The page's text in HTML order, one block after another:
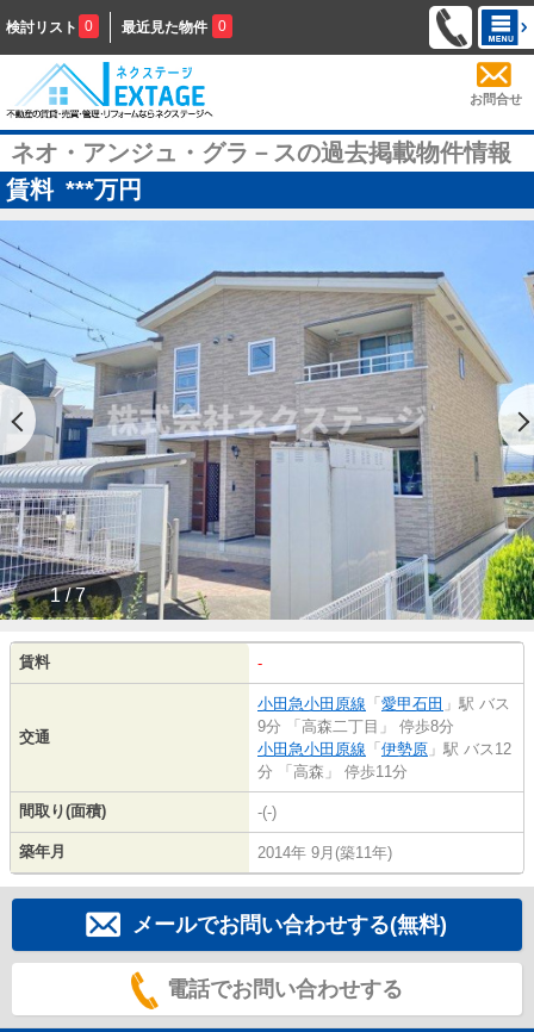
検討リスト 0 最近見た物件 0
お問合せ
ネオ・アンジュ・グラ－スの過去掲載物件情報
賃料 ***万円
1 / 7
賃料 -
交通
小田急小田原線 「 愛甲石田 」駅 バス
9分 「高森二丁目」 停歩8分
小田急小田原線 「 伊勢原 」駅 バス12
分 「高森」 停歩11分
間取り(面積) -(-)
築年月 2014年 9月(築11年)
メールでお問い合わせする(無料)
電話でお問い合わせする